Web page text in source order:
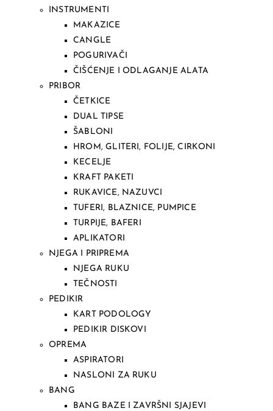
INSTRUMENTI
MAKAZICE
CANGLE
POGURIVAČI
ČIŠĆENJE I ODLAGANJE ALATA
PRIBOR
ČETKICE
DUAL TIPSE
ŠABLONI
HROM, GLITERI, FOLIJE, CIRKONI
KECELJE
KRAFT PAKETI
RUKAVICE, NAZUVCI
TUFERI, BLAZNICE, PUMPICE
TURPIJE, BAFERI
APLIKATORI
NJEGA I PRIPREMA
NJEGA RUKU
TEČNOSTI
PEDIKIR
KART PODOLOGY
PEDIKIR DISKOVI
OPREMA
ASPIRATORI
NASLONI ZA RUKU
BANG
BANG BAZE I ZAVRŠNI SJAJEVI